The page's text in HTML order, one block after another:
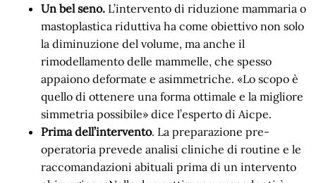
Un bel seno. L’intervento di riduzione mammaria o
mastoplastica riduttiva ha come obiettivo non solo
la diminuzione del volume, ma anche il
rimodellamento delle mammelle, che spesso
appaiono deformate e asimmetriche. «Lo scopo è
quello di ottenere una forma ottimale e la migliore
simmetria possibile» dice l’esperto di Aicpe.
Prima dell’intervento. La preparazione pre-
operatoria prevede analisi cliniche di routine e le
raccomandazioni abituali prima di un intervento